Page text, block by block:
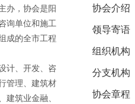
办，协会是阳
询单位和施工
成的全市工程
计、开发、咨
管理、建筑材
筑业金融、
协会介绍
领导寄语
组织机构
分支机构
协会章程